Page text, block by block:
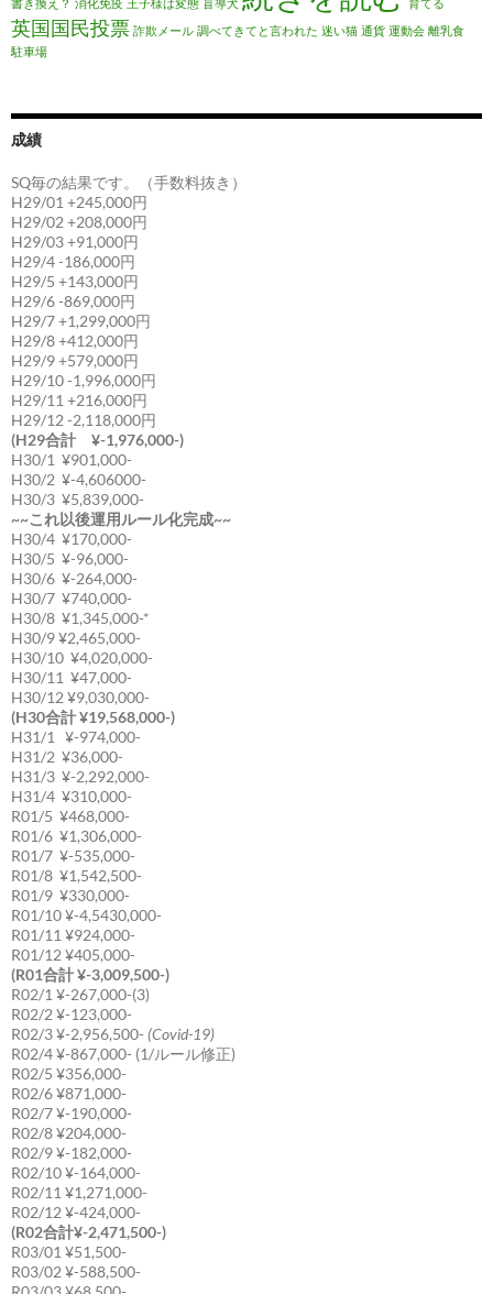
書き換え？ 消化免疫 王子様は変態 盲導犬 育てる
英国国民投票 詐欺メール 調べてきてと言われた 迷い猫 通貨 運動会 離乳食
駐車場
成績
SQ毎の結果です。（手数料抜き）
H29/01 +245,000円
H29/02 +208,000円
H29/03 +91,000円
H29/4 -186,000円
H29/5 +143,000円
H29/6 -869,000円
H29/7 +1,299,000円
H29/8 +412,000円
H29/9 +579,000円
H29/10 -1,996,000円
H29/11 +216,000円
H29/12 -2,118,000円
(H29合計 ¥-1,976,000-)
H30/1 ¥901,000-
H30/2 ¥-4,606000-
H30/3 ¥5,839,000-
~~これ以後運用ルール化完成~~
H30/4 ¥170,000-
H30/5 ¥-96,000-
H30/6 ¥-264,000-
H30/7 ¥740,000-
H30/8 ¥1,345,000-*
H30/9 ¥2,465,000-
H30/10 ¥4,020,000-
H30/11 ¥47,000-
H30/12 ¥9,030,000-
(H30合計 ¥19,568,000-)
H31/1 ¥-974,000-
H31/2 ¥36,000-
H31/3 ¥-2,292,000-
H31/4 ¥310,000-
R01/5 ¥468,000-
R01/6 ¥1,306,000-
R01/7 ¥-535,000-
R01/8 ¥1,542,500-
R01/9 ¥330,000-
R01/10 ¥-4,5430,000-
R01/11 ¥924,000-
R01/12 ¥405,000-
(R01合計 ¥-3,009,500-)
R02/1 ¥-267,000-(3)
R02/2 ¥-123,000-
R02/3 ¥-2,956,500- (Covid-19)
R02/4 ¥-867,000- (1/ルール修正)
R02/5 ¥356,000-
R02/6 ¥871,000-
R02/7 ¥-190,000-
R02/8 ¥204,000-
R02/9 ¥-182,000-
R02/10 ¥-164,000-
R02/11 ¥1,271,000-
R02/12 ¥-424,000-
(R02合計¥-2,471,500-)
R03/01 ¥51,500-
R03/02 ¥-588,500-